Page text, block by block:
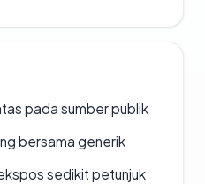
pada sumber publik
bersama generik
sedikit petunjuk